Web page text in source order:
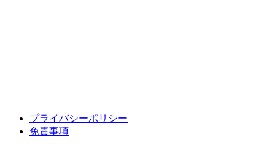
プライバシーポリシー
免責事項